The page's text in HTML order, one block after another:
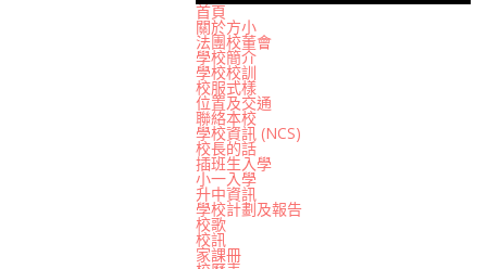
首頁
關於方小
法團校董會
學校簡介
學校校訓
校服式樣
位置及交通
聯絡本校
學校資訊 (NCS)
校長的話
插班生入學
小一入學
升中資訊
學校計劃及報告
校歌
校訊
家課冊